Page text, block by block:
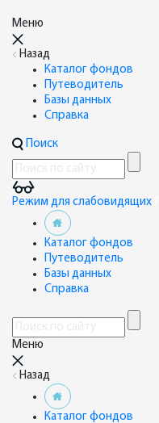
Меню
Назад
Каталог фондов
Путеводитель
Базы данных
Справка
Поиск
Режим для слабовидящих
Каталог фондов
Путеводитель
Базы данных
Справка
Меню
Назад
Каталог фондов